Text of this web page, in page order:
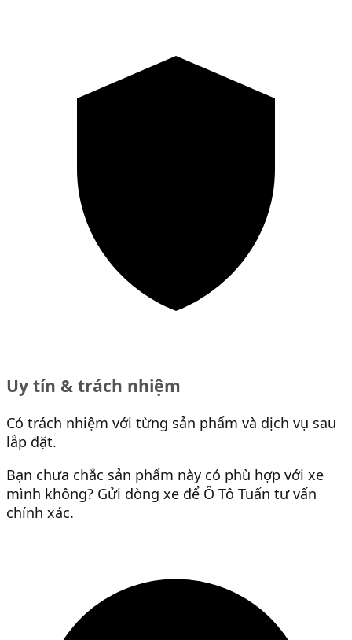
Uy tín & trách nhiệm
Có trách nhiệm với từng sản phẩm và dịch vụ sau
lắp đặt.
Bạn chưa chắc sản phẩm này có phù hợp với xe
mình không? Gửi dòng xe để Ô Tô Tuấn tư vấn
chính xác.